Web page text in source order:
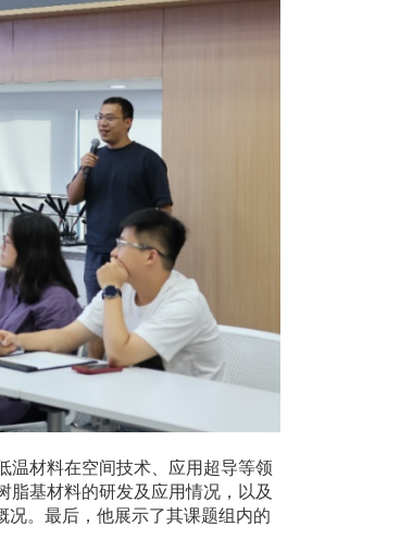
温材料在空间技术、应用超导等领
脂基材料的研发及应用情况，以及
。最后，他展示了其课题组内的